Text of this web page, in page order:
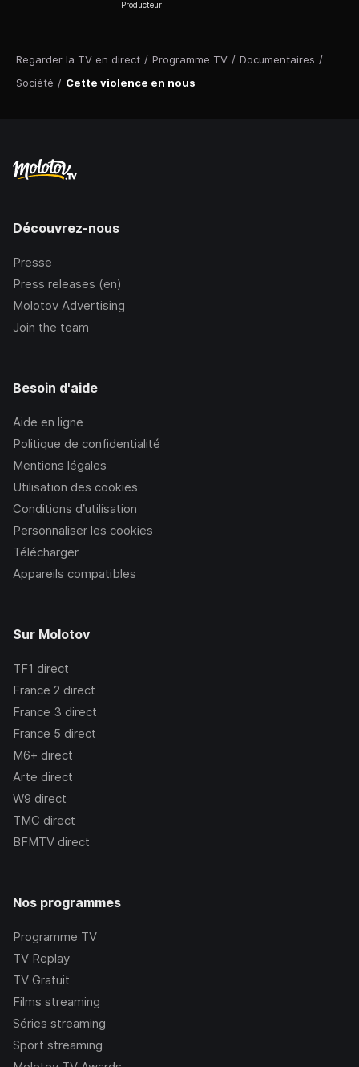
Regarder la TV en direct / Programme TV / Documentaires /
Société / Cette violence en nous
Producteur
Découvrez-nous
Presse
Press releases (en)
Molotov Advertising
Join the team
Besoin d'aide
Aide en ligne
Politique de confidentialité
Mentions légales
Utilisation des cookies
Conditions d’utilisation
Personnaliser les cookies
Télécharger
Appareils compatibles
Sur Molotov
TF1 direct
France 2 direct
France 3 direct
France 5 direct
M6+ direct
Arte direct
W9 direct
TMC direct
BFMTV direct
Nos programmes
Programme TV
TV Replay
TV Gratuit
Films streaming
Séries streaming
Sport streaming